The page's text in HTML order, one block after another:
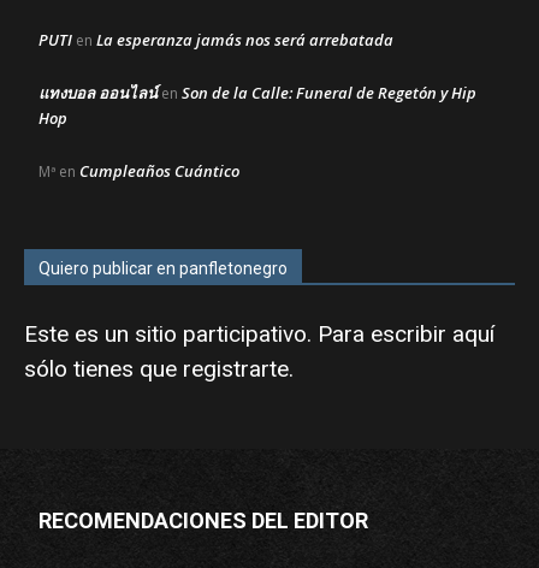
PUTI en La esperanza jamás nos será arrebatada
แทงบอล ออนไลน์en Son de la Calle: Funeral de Regetón y Hip
Hop
Mª en Cumpleaños Cuántico
Quiero publicar en panfletonegro
Este es un sitio participativo. Para escribir aquí
sólo tienes que registrarte.
RECOMENDACIONES DEL EDITOR